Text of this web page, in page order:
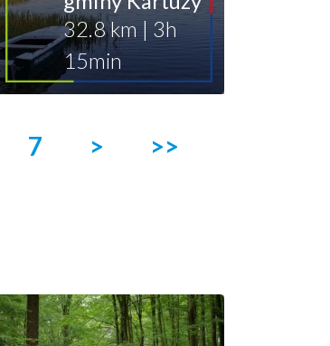
32.8 km | 3h
15min
7 > >>